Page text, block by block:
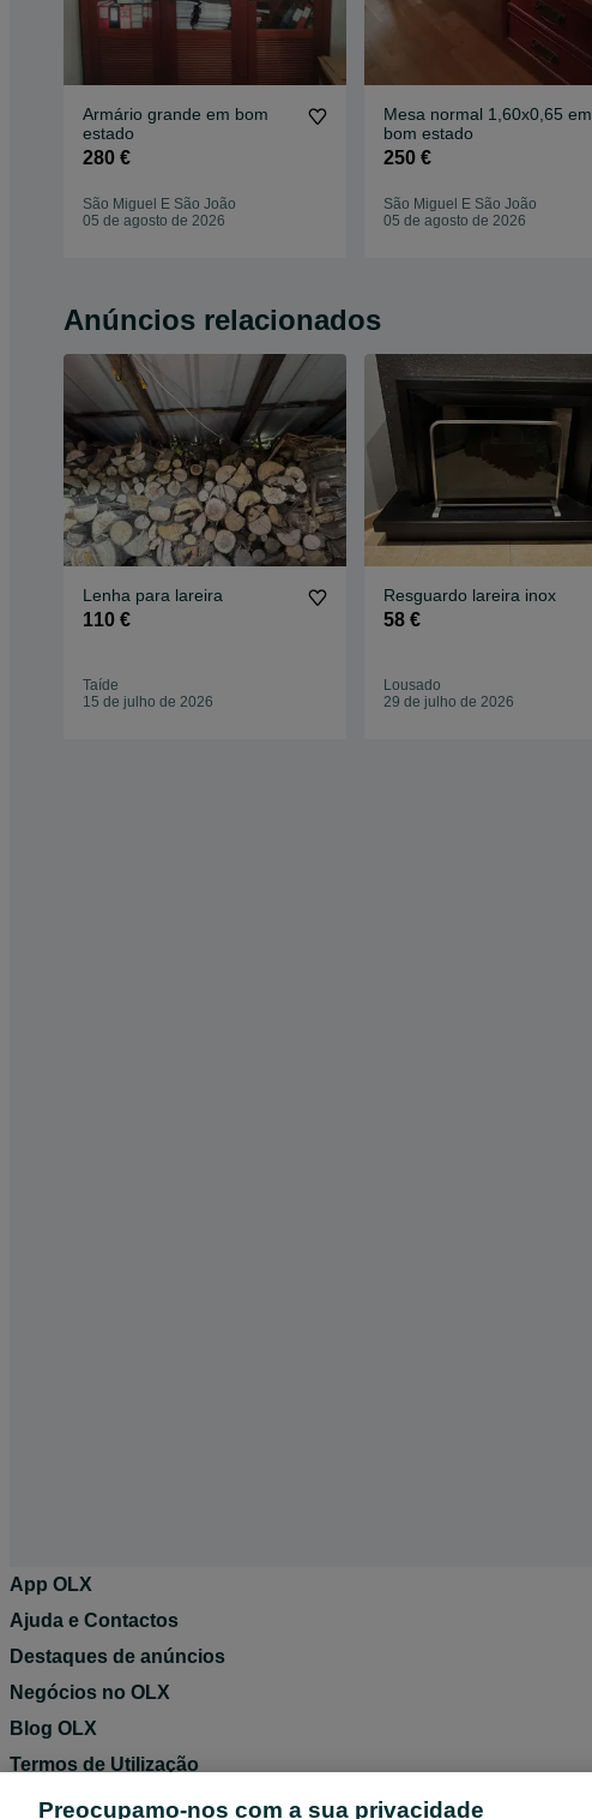
Armário grande em bom
estado
280 €
São Miguel E São João
05 de agosto de 2026
Mesa normal 1,60x0,65 em
bom estado
250 €
São Miguel E São João
05 de agosto de 2026
Anúncios relacionados
Lenha para lareira
110 €
Taíde
15 de julho de 2026
Resguardo lareira inox
58 €
Lousado
29 de julho de 2026
App OLX
Ajuda e Contactos
Destaques de anúncios
Negócios no OLX
Blog OLX
Termos de Utilização
Política de Privacidade
Preocupamo-nos com a sua privacidade